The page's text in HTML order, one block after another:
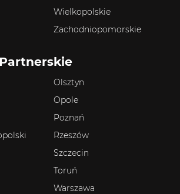
Wielkopolskie
Zachodniopomorskie
Olsztyn
Opole
Poznań
Rzeszów
Szczecin
Toruń
Warszawa